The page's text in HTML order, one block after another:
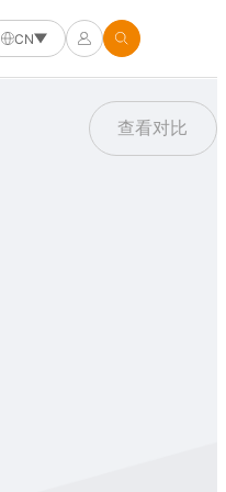
CN
查看对比